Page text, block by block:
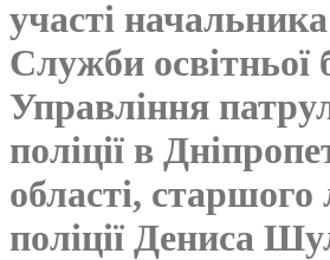
участі начальника
Служби освітньої
Управління
поліції в
області, старшого
поліції Дениса